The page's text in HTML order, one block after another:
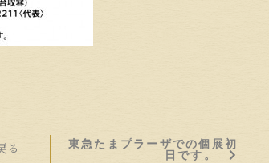
る
東急たまプラーザでの個展初
日です。